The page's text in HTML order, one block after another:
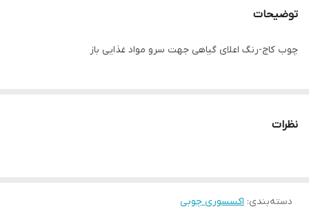
توضیحات
چوب کاج-رنگ اعلای گیاهی جهت سرو مواد غذایی باز
نظرات
دسته‌بندی: اکسسوری چوبی